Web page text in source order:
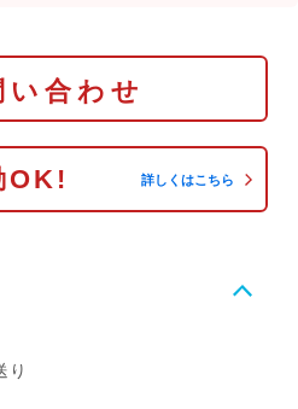
い合わせ
OK! 詳しくはこちら
り